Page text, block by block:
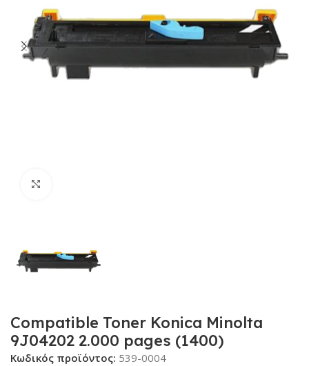
Compatible Toner Konica Minolta
9J04202 2.000 pages (1400)
Κωδικός προϊόντος: 539-0004